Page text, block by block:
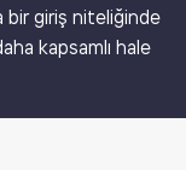
bir giriş niteliğinde
kapsamlı hale